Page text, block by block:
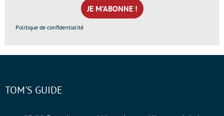
*
Politique de confidentialité
TOM'S GUIDE